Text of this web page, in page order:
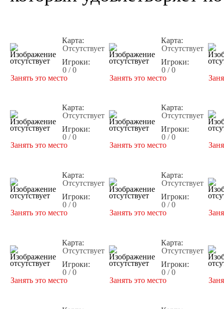
Карта:
Отсутствует
Игроки:
0 / 0
Занять это место
Карта:
Отсутствует
Игроки:
0 / 0
Занять это место
Карта:
Отсутствует
Игроки:
0 / 0
Занять это место
Карта:
Отсутствует
Игроки:
0 / 0
Занять это место
Карта:
Отсутствует
Игроки:
0 / 0
Занять это место
Карта:
Отсутствует
Игроки:
0 / 0
Занять это место
Карта:
Отсутствует
Игроки:
0 / 0
Занять это место
Карта:
Отсутствует
Игроки:
0 / 0
Занять это место